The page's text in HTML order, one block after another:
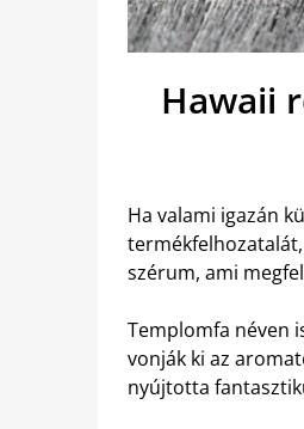
Hawaii
Ha valami igazán
szérum, ami
Templomfa néven
vonják ki az
nyújtotta